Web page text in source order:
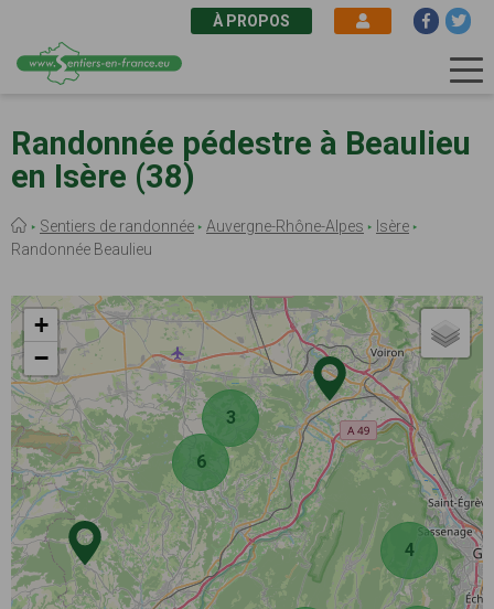
au
contenu
principal
À PROPOS
Randonnée pédestre à Beaulieu
en Isère (38)
Fil
d'Ariane
Sentiers de randonnée Auvergne-Rhône-Alpes
Isère
Randonnée Beaulieu
3
4
6
+
−